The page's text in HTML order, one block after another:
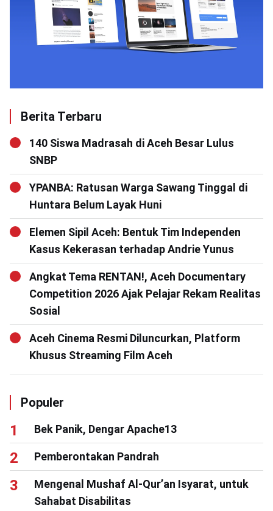
Berita Terbaru
140 Siswa Madrasah di Aceh Besar Lulus
SNBP
YPANBA: Ratusan Warga Sawang Tinggal di
Huntara Belum Layak Huni
Elemen Sipil Aceh: Bentuk Tim Independen
Kasus Kekerasan terhadap Andrie Yunus
Angkat Tema RENTAN!, Aceh Documentary
Competition 2026 Ajak Pelajar Rekam Realitas
Sosial
Aceh Cinema Resmi Diluncurkan, Platform
Khusus Streaming Film Aceh
Populer
Bek Panik, Dengar Apache13
Pemberontakan Pandrah
Mengenal Mushaf Al-Qur’an Isyarat, untuk
Sahabat Disabilitas